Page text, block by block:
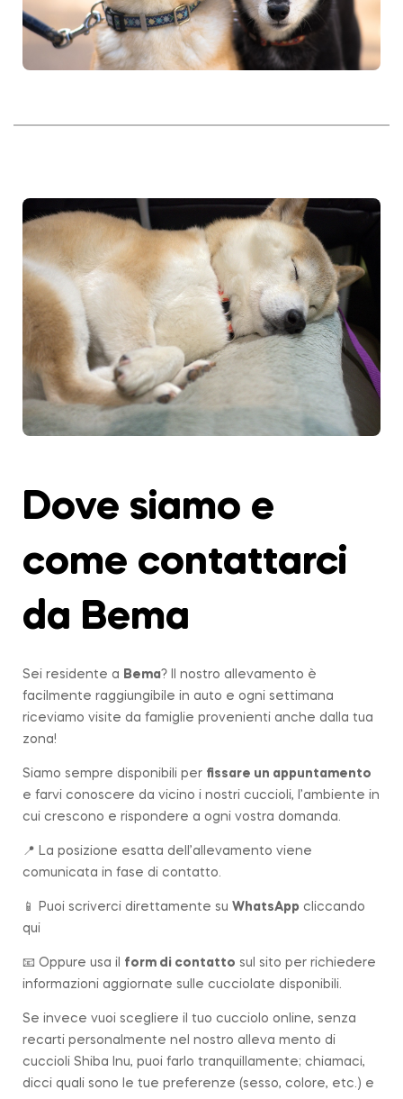
Dove siamo e
come contattarci
da Bema
Sei residente a Bema? Il nostro allevamento è
facilmente raggiungibile in auto e ogni settimana
riceviamo visite da famiglie provenienti anche dalla tua
zona!
Siamo sempre disponibili per fissare un appuntamento
e farvi conoscere da vicino i nostri cuccioli, l’ambiente in
cui crescono e rispondere a ogni vostra domanda.
📍 La posizione esatta dell’allevamento viene
comunicata in fase di contatto.
📱 Puoi scriverci direttamente su WhatsApp cliccando
qui
📧 Oppure usa il form di contatto sul sito per richiedere
informazioni aggiornate sulle cucciolate disponibili.
Se invece vuoi scegliere il tuo cucciolo online, senza
recarti personalmente nel nostro alleva mento di
cuccioli Shiba Inu, puoi farlo tranquillamente; chiamaci,
dicci quali sono le tue preferenze (sesso, colore, etc.) e